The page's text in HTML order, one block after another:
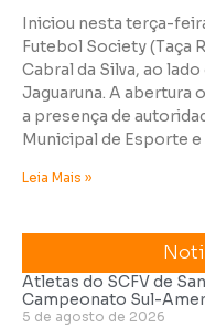
Iniciou nesta terça-
Futebol Society (Taça
Cabral da Silva, ao
Jaguaruna. A abertura
a presença de
Municipal de Esporte
Leia Mais »
Atletas do SCFV de
Campeonato Sul-
5 de agosto de 2026